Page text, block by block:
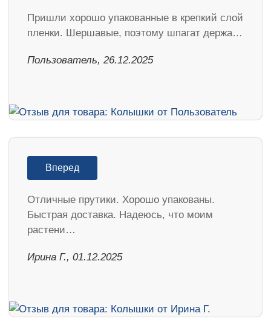
Пришли хорошо упакованные в крепкий слой
пленки. Шершавые, поэтому шпагат держа…
Пользователь, 26.12.2025
Вперед
Отличные прутики. Хорошо упакованы.
Быстрая доставка. Надеюсь, что моим
растени…
Ирина Г., 01.12.2025